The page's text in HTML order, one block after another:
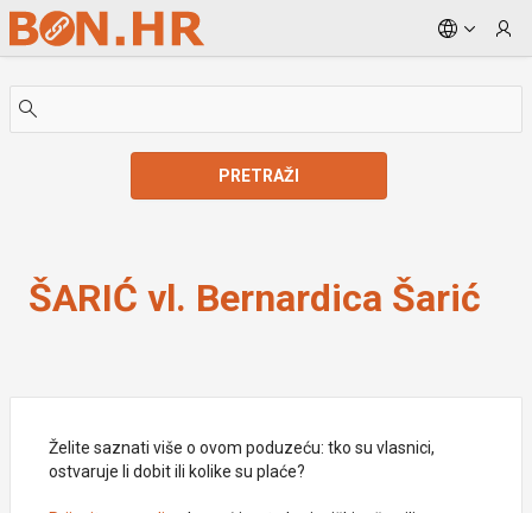
Skip to Main Content
PRETRAŽI
ŠARIĆ vl. Bernardica Šarić
Želite saznati više o ovom poduzeću: tko su vlasnici,
ostvaruje li dobit ili kolike su plaće?